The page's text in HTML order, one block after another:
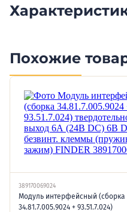
Похожие
389170069024
Модуль интерфейсный (сборка
34.81.7.005.9024 + 93.51.7.024)